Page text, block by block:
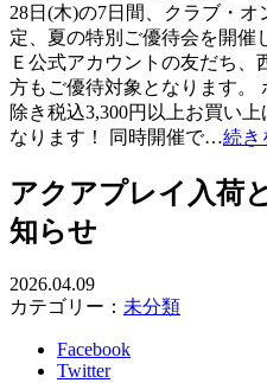
28日(木)の7日間、クラブ・
定、夏の特別ご優待会を開催
Ｅ公式アカウントの友だち
方もご優待対象となります。
除き税込3,300円以上お買い
なります！ 同時開催で…続き
アクアプレイ入荷
知らせ
2026.04.09
カテゴリー： 未分類
Facebook
Twitter